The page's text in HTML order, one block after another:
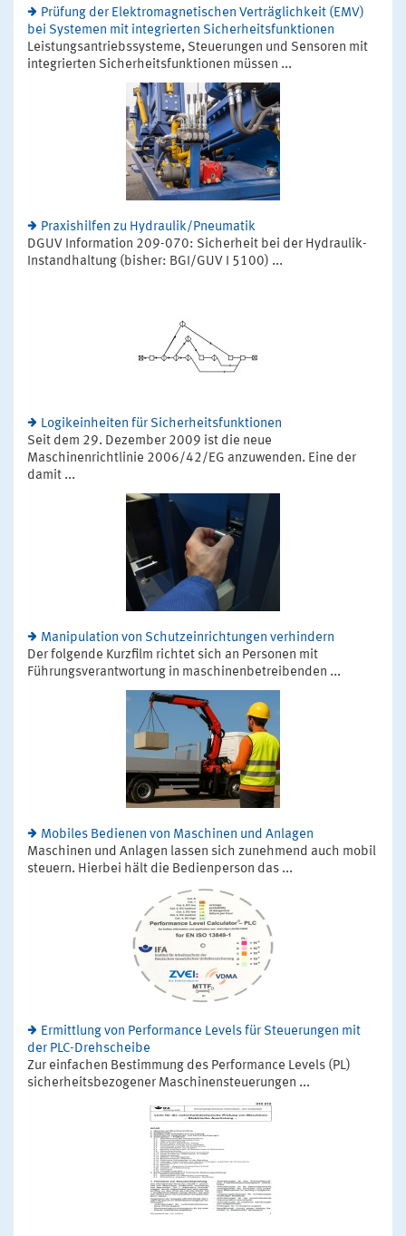
Prüfung der Elektromagnetischen Verträglichkeit (EMV)
bei Systemen mit integrierten Sicherheitsfunktionen
Leistungsantriebssysteme, Steuerungen und Sensoren mit
integrierten Sicherheitsfunktionen müssen ...
Praxishilfen zu Hydraulik/Pneumatik
DGUV Information 209-070: Sicherheit bei der Hydraulik-
Instandhaltung (bisher: BGI/GUV I 5100) ...
Logikeinheiten für Sicherheitsfunktionen
Seit dem 29. Dezember 2009 ist die neue
Maschinenrichtlinie 2006/42/EG anzuwenden. Eine der
damit ...
Manipulation von Schutzeinrichtungen verhindern
Der folgende Kurzfilm richtet sich an Personen mit
Führungsverantwortung in maschinenbetreibenden ...
Mobiles Bedienen von Maschinen und Anlagen
Maschinen und Anlagen lassen sich zunehmend auch mobil
steuern. Hierbei hält die Bedienperson das ...
Ermittlung von Performance Levels für Steuerungen mit
der PLC-Drehscheibe
Zur einfachen Bestimmung des Performance Levels (PL)
sicherheitsbezogener Maschinensteuerungen ...